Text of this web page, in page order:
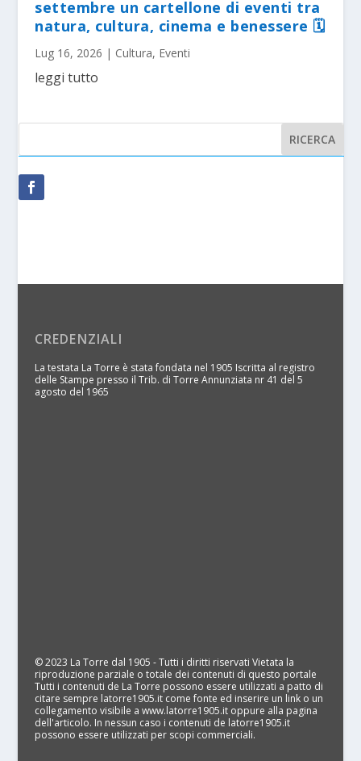
settembre un cartellone di eventi tra
natura, cultura, cinema e benessere 🗓
Lug 16, 2026 | Cultura, Eventi
leggi tutto
CREDENZIALI
La testata La Torre è stata fondata nel 1905 Iscritta al registro
delle Stampe presso il Trib. di Torre Annunziata nr 41 del 5
agosto del 1965
© 2023 La Torre dal 1905 - Tutti i diritti riservati Vietata la
riproduzione parziale o totale dei contenuti di questo portale
Tutti i contenuti de La Torre possono essere utilizzati a patto di
citare sempre latorre1905.it come fonte ed inserire un link o un
collegamento visibile a www.latorre1905.it oppure alla pagina
dell'articolo. In nessun caso i contenuti de latorre1905.it
possono essere utilizzati per scopi commerciali.